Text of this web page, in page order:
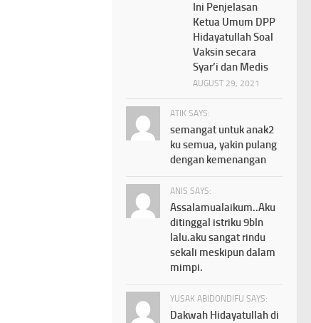
Ini Penjelasan
Ketua Umum DPP
Hidayatullah Soal
Vaksin secara
Syar’i dan Medis
AUGUST 29, 2021
ATIK SAYS:
semangat untuk anak2
ku semua, yakin pulang
dengan kemenangan
ANIS SAYS:
Assalamualaikum..Aku
ditinggal istriku 9bln
lalu.aku sangat rindu
sekali meskipun dalam
mimpi.
YUSAK ABIDONDIFU SAYS:
Dakwah Hidayatullah di